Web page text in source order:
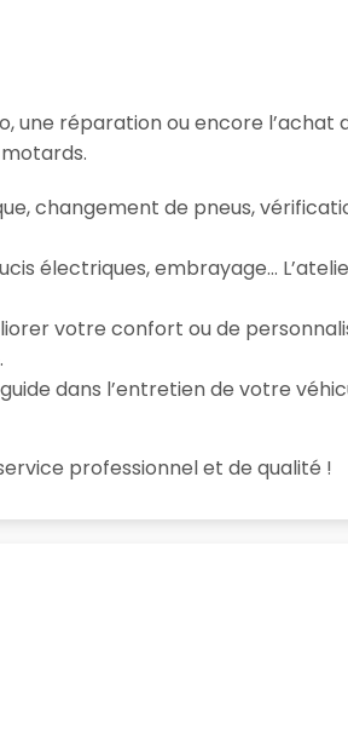
réparation ou encore l’achat
changement de pneus,
électriques, embrayage…
votre confort ou de
dans l’entretien de votre
professionnel et de qualité !